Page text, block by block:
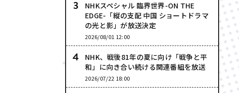
NHKスペシャル 臨界世界-ON THE
EDGE-「縦の支配 中国 ショートドラマ
の光と影」が放送決定
2026/08/01 12:00
NHK、戦後81年の夏に向け「戦争と平
和」に向き合い続ける関連番組を放送
2026/07/22 18:00